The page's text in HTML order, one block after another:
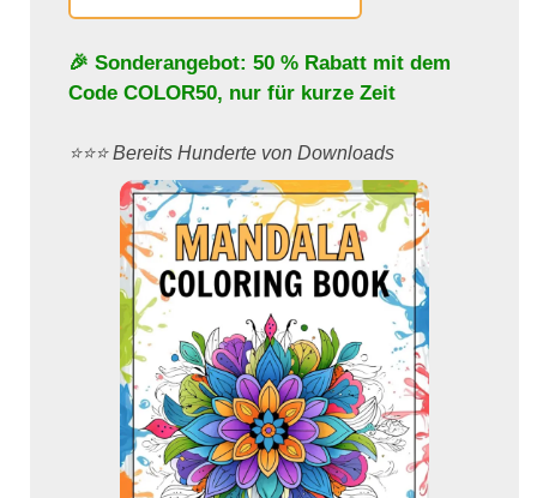
🎉 Sonderangebot: 50 % Rabatt mit dem
Code COLOR50, nur für kurze Zeit
⭐️⭐️⭐️ Bereits Hunderte von Downloads